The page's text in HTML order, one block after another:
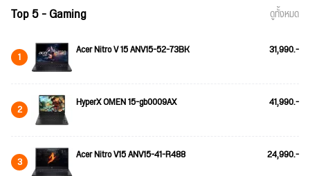
Top 5 - Gaming ดูทั้งหมด
1 Acer Nitro V 15 ANV15-52-73BK 31,990.-
2 HyperX OMEN 15-gb0009AX 41,990.-
3 Acer Nitro V15 ANV15-41-R488 24,990.-